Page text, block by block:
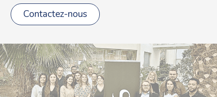
Contactez-nous